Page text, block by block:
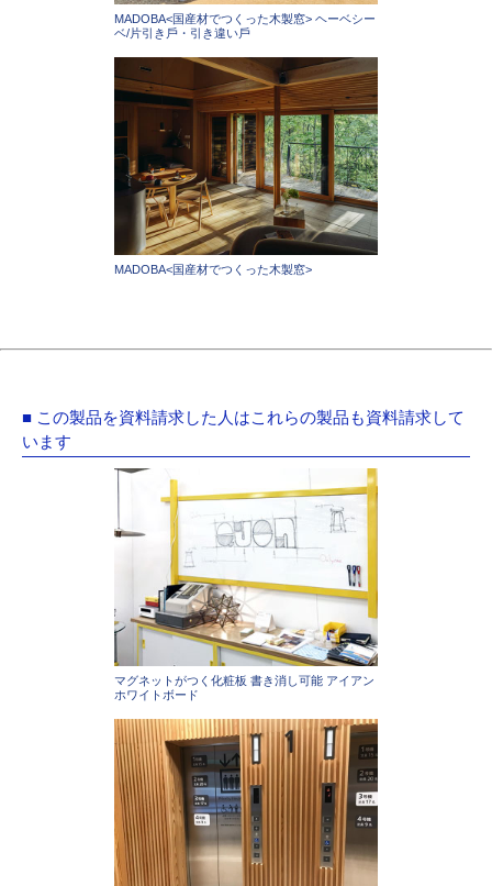
MADOBA<国産材でつくった木製窓> ヘーベシー
ベ/片引き⼾・引き違い⼾
MADOBA<国産材でつくった木製窓>
■ この製品を資料請求した人はこれらの製品も資料請求して
います
マグネットがつく化粧板 書き消し可能 アイアン
ホワイトボード